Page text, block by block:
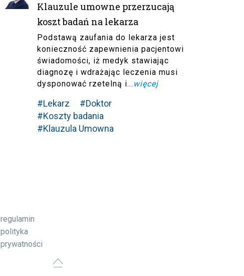
Klauzule umowne przerzucają
koszt badań na lekarza
Podstawą zaufania do lekarza jest
konieczność zapewnienia pacjentowi
świadomości, iż medyk stawiając
diagnozę i wdrażając leczenia musi
dysponować rzetelną i... więcej
#Lekarz
#Doktor
#Koszty badania
#Klauzula Umowna
regulamin
polityka
prywatności